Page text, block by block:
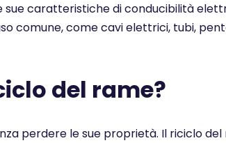
sue caratteristiche di conducibilità
comune, come cavi elettrici, tubi,
del rame?
perdere le sue proprietà. Il riciclo